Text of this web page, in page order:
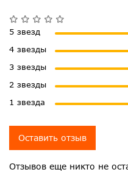
Отзывов еще никто не
5 звезд
4 звезды
3 звезды
2 звезды
1 звезда
Оставить отзыв